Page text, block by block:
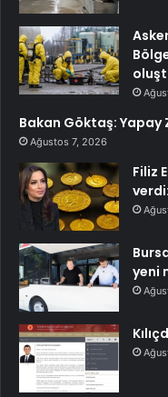
Bakan Göktaş: Yapay
Ağustos 7, 2026
Filiz
yeni